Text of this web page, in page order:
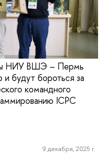
НИУ ВШЭ – Пермь
будут бороться за
командного
ICPC
9 декабря, 2025 г.